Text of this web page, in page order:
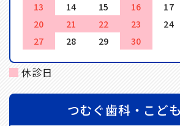
13
14 15 16 17
20
21 22 23 24
27
28 29 30
休診日
つむぐ歯科・こど